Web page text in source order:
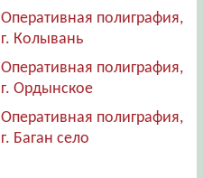
Оперативная полиграфия,
г. Колывань
Оперативная полиграфия,
г. Ордынское
Оперативная полиграфия,
г. Баган село